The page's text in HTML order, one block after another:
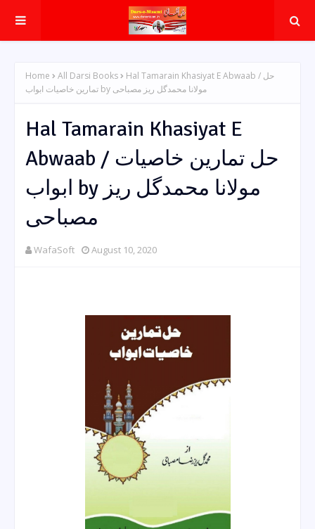
Home All Darsi Books
Hal Tamarain Khasiyat E Abwaab / حل
تمارین خاصیات ابواب by مولانا محمدگل ریز مصباحی
Hal Tamarain Khasiyat E
Abwaab / حل تمارین خاصیات
ابواب by مولانا محمدگل ریز
مصباحی
WafaSoft August 10, 2020